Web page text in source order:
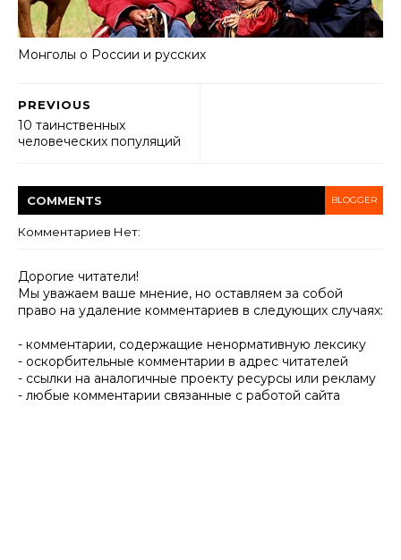
Монголы о России и русских
PREVIOUS
10 таинственных
человеческих популяций
COMMENTS BLOGGER
Комментариев Нет:
Дорогие читатели!
Мы уважаем ваше мнение, но оставляем за собой
право на удаление комментариев в следующих случаях:
- комментарии, содержащие ненормативную лексику
- оскорбительные комментарии в адрес читателей
- ссылки на аналогичные проекту ресурсы или рекламу
- любые комментарии связанные с работой сайта